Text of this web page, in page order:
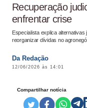
Recuperação
enfrentar crise
Especialista explica
reorganizar dívidas no
Da Redação
12/06/2026 às 14:01
Compartilhar notícia